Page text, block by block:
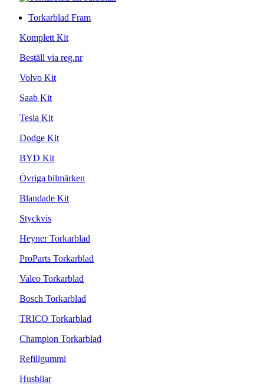
Torkarblad Fram
Komplett Kit
Beställ via reg.nr
Volvo Kit
Saab Kit
Tesla Kit
Dodge Kit
BYD Kit
Övriga bilmärken
Blandade Kit
Styckvis
Heyner Torkarblad
ProParts Torkarblad
Valeo Torkarblad
Bosch Torkarblad
TRICO Torkarblad
Champion Torkarblad
Refillgummi
Husbilar